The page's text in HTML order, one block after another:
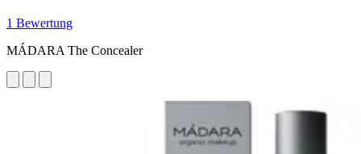
1 Bewertung
MÁDARA The Concealer